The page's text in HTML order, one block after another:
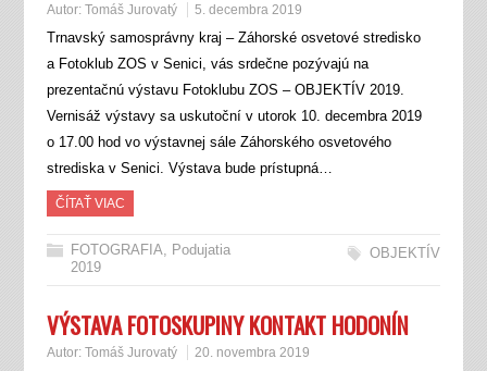
Autor: Tomáš Jurovatý 5. decembra 2019
Trnavský samosprávny kraj – Záhorské osvetové stredisko
a Fotoklub ZOS v Senici, vás srdečne pozývajú na
prezentačnú výstavu Fotoklubu ZOS – OBJEKTÍV 2019.
Vernisáž výstavy sa uskutoční v utorok 10. decembra 2019
o 17.00 hod vo výstavnej sále Záhorského osvetového
strediska v Senici. Výstava bude prístupná…
ČÍTAŤ VIAC
FOTOGRAFIA, Podujatia
2019
OBJEKTÍV
VÝSTAVA FOTOSKUPINY KONTAKT HODONÍN
Autor: Tomáš Jurovatý 20. novembra 2019